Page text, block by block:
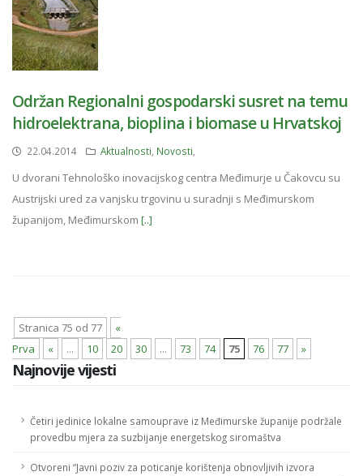
Održan Regionalni gospodarski susret na temu
hidroelektrana, bioplina i biomase u Hrvatskoj
22.04.2014 Aktualnosti Novosti
U dvorani Tehnološko inovacijskog centra Međimurje u Čakovcu su
Austrijski ured za vanjsku trgovinu u suradnji s Međimurskom
županijom, Međimurskom [..]
Stranica 75 od 77
«
Prva
« ... 10 20 30 ... 73 74 75 76 77 »
Najnovije vijesti
Četiri jedinice lokalne samouprave iz Međimurske županije podržale
provedbu mjera za suzbijanje energetskog siromaštva
Otvoreni “Javni poziv za poticanje korištenja obnovljivih izvora